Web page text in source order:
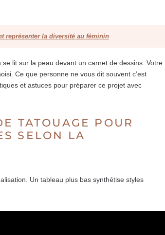
représenter la diversité au féminin
lit sur la peau devant un carnet de dessins. Votre
Ce que personne ne vous dit souvent c’est
et astuces pour préparer ce projet avec
TATOUAGE POUR
SELON LA
Un tableau plus bas synthétise styles